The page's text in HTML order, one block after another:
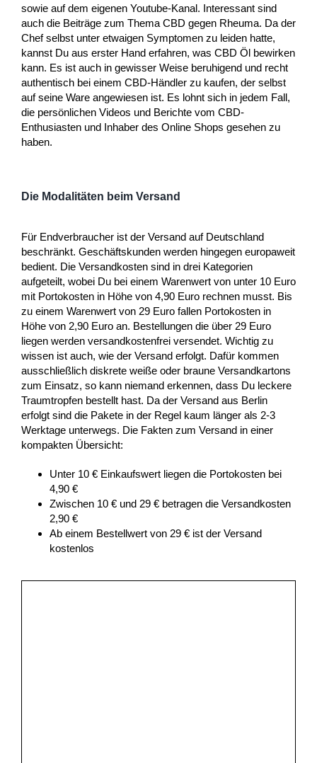
sowie auf dem eigenen Youtube-Kanal. Interessant sind
auch die Beiträge zum Thema CBD gegen Rheuma. Da der
Chef selbst unter etwaigen Symptomen zu leiden hatte,
kannst Du aus erster Hand erfahren, was CBD Öl bewirken
kann. Es ist auch in gewisser Weise beruhigend und recht
authentisch bei einem CBD-Händler zu kaufen, der selbst
auf seine Ware angewiesen ist. Es lohnt sich in jedem Fall,
die persönlichen Videos und Berichte vom CBD-
Enthusiasten und Inhaber des Online Shops gesehen zu
haben.
Die Modalitäten beim Versand
Für Endverbraucher ist der Versand auf Deutschland
beschränkt. Geschäftskunden werden hingegen europaweit
bedient. Die Versandkosten sind in drei Kategorien
aufgeteilt, wobei Du bei einem Warenwert von unter 10 Euro
mit Portokosten in Höhe von 4,90 Euro rechnen musst. Bis
zu einem Warenwert von 29 Euro fallen Portokosten in
Höhe von 2,90 Euro an. Bestellungen die über 29 Euro
liegen werden versandkostenfrei versendet. Wichtig zu
wissen ist auch, wie der Versand erfolgt. Dafür kommen
ausschließlich diskrete weiße oder braune Versandkartons
zum Einsatz, so kann niemand erkennen, dass Du leckere
Traumtropfen bestellt hast. Da der Versand aus Berlin
erfolgt sind die Pakete in der Regel kaum länger als 2-3
Werktage unterwegs. Die Fakten zum Versand in einer
kompakten Übersicht:
Unter 10 € Einkaufswert liegen die Portokosten bei
4,90 €
Zwischen 10 € und 29 € betragen die Versandkosten
2,90 €
Ab einem Bestellwert von 29 € ist der Versand
kostenlos